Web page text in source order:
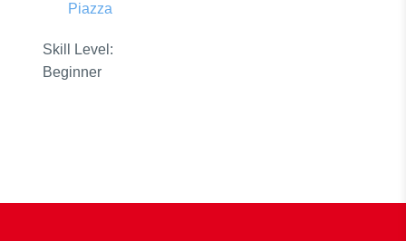
Piazza
Skill Level :
Beginner